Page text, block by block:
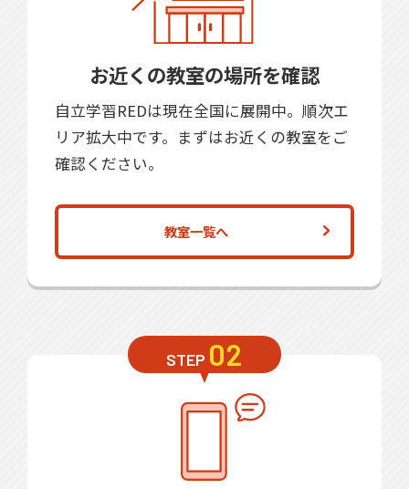
お近くの教室の場所を確認
自立学習REDは現在全国に展開中。順次エ
リア拡大中です。まずはお近くの教室をご
確認ください。
教室一覧へ
STEP 02